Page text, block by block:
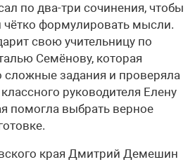
по два-три сочинения, чтобы
чётко формулировать мысли.
свою учительницу по
Семёнову, которая
сложные задания и проверяла
руководителя Елену
помогла выбрать верное
края Дмитрий Демешин